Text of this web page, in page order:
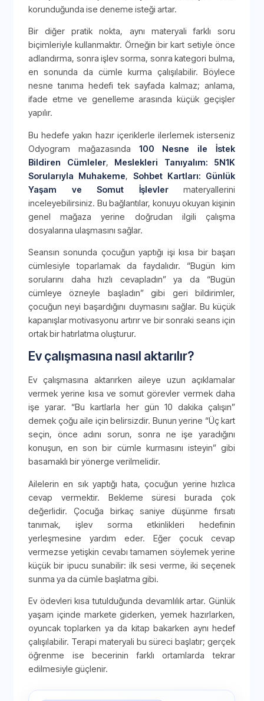
korunduğunda ise deneme isteği artar.
Bir diğer pratik nokta, aynı materyali farklı soru
biçimleriyle kullanmaktır. Örneğin bir kart setiyle önce
adlandırma, sonra işlev sorma, sonra kategori bulma,
en sonunda da cümle kurma çalışılabilir. Böylece
nesne tanıma hedefi tek sayfada kalmaz; anlama,
ifade etme ve genelleme arasında küçük geçişler
yapılır.
Bu hedefe yakın hazır içeriklerle ilerlemek isterseniz
Odyogram mağazasında 100 Nesne ile İstek
Bildiren Cümleler, Meslekleri Tanıyalım: 5N1K
Sorularıyla Muhakeme, Sohbet Kartları: Günlük
Yaşam ve Somut İşlevlermateryallerini
inceleyebilirsiniz. Bu bağlantılar, konuyu okuyan kişinin
genel mağaza yerine doğrudan ilgili çalışma
dosyalarına ulaşmasını sağlar.
Seansın sonunda çocuğun yaptığı işi kısa bir başarı
cümlesiyle toparlamak da faydalıdır. “Bugün kim
sorularını daha hızlı cevapladın” ya da “Bugün
cümleye özneyle başladın” gibi geri bildirimler,
çocuğun neyi başardığını duymasını sağlar. Bu küçük
kapanışlar motivasyonu artırır ve bir sonraki seans için
ortak bir hatırlatma oluşturur.
Ev çalışmasına nasıl aktarılır?
Ev çalışmasına aktarırken aileye uzun açıklamalar
vermek yerine kısa ve somut görevler vermek daha
işe yarar. “Bu kartlarla her gün 10 dakika çalışın”
demek çoğu aile için belirsizdir. Bunun yerine “Üç kart
seçin, önce adını sorun, sonra ne işe yaradığını
konuşun, en son bir cümle kurmasını isteyin” gibi
basamaklı bir yönerge verilmelidir.
Ailelerin en sık yaptığı hata, çocuğun yerine hızlıca
cevap vermektir. Bekleme süresi burada çok
değerlidir. Çocuğa birkaç saniye düşünme fırsatı
tanımak, işlev sorma etkinlikleri hedefinin
yerleşmesine yardım eder. Eğer çocuk cevap
vermezse yetişkin cevabı tamamen söylemek yerine
küçük bir ipucu sunabilir: ilk sesi verme, iki seçenek
sunma ya da cümle başlatma gibi.
Ev ödevleri kısa tutulduğunda devamlılık artar. Günlük
yaşam içinde markete giderken, yemek hazırlarken,
oyuncak toplarken ya da kitap bakarken aynı hedef
çalışılabilir. Terapi materyali bu süreci başlatır; gerçek
öğrenme ise becerinin farklı ortamlarda tekrar
edilmesiyle güçlenir.